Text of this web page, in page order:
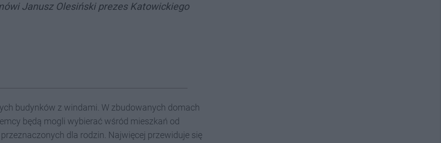
Janusz Olesiński prezes Katowickiego
budynków z windami. W zbudowanych domach
będą mogli wybierać wśród mieszkań od
dla rodzin. Najwięcej przewiduje się